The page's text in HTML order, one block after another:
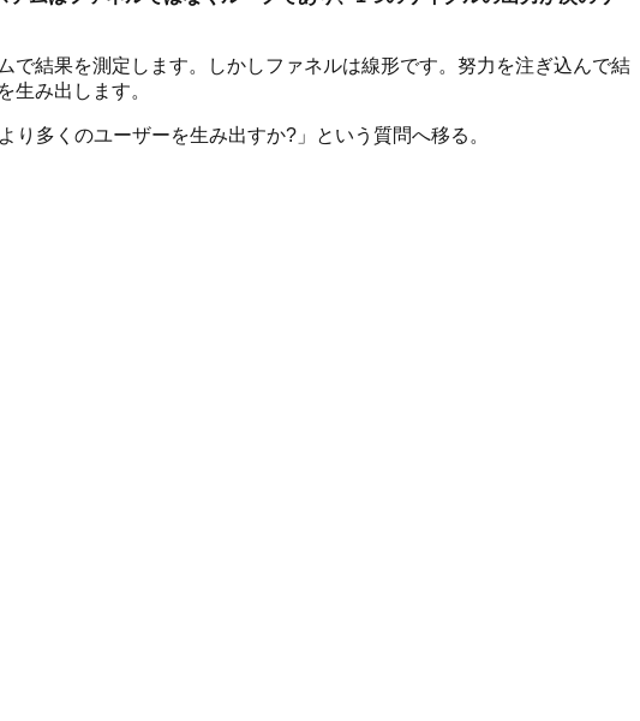
結果を測定します。しかしファネルは線形です。努力を注ぎ込んで結
生み出します。
多くのユーザーを生み出すか?」という質問へ移る。